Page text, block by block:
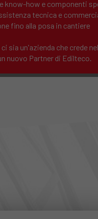
know-how e componenti
tecnica e
fino alla posa in cantiere
ci sia un'azienda che crede
nuovo Partner di Edilteco.